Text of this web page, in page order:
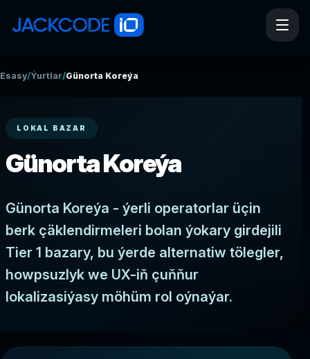
Esasy/Ýurtlar/Günorta Koreýa
LOKAL BAZAR
Günorta Koreýa
Günorta Koreýa - ýerli operatorlar üçin
berk çäklendirmeleri bolan ýokary girdejili
Tier 1 bazary, bu ýerde alternatiw tölegler,
howpsuzlyk we UX-iň çuňňur
lokalizasiýasy möhüm rol oýnaýar.